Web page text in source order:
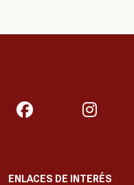
ENLACES DE INTERÉS